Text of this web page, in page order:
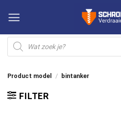
naar
inhoud
Producten
zoeken
Product model / bintanker
FILTER